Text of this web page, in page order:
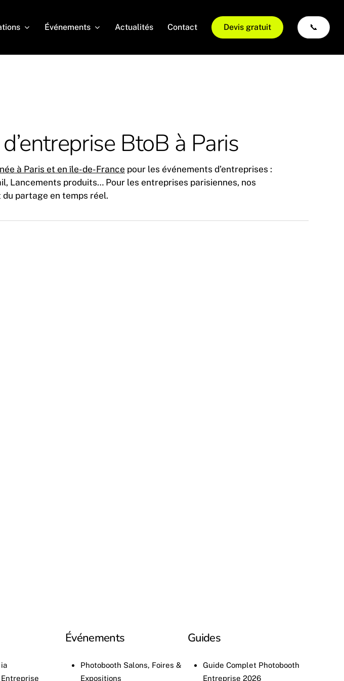
Événements Actualités Contact Devis gratuit 📞
BtoB à Paris
à Paris et en île-de-France pour les événements d’entreprises :
Lancements produits… Pour les entreprises parisiennes, nos
partage en temps réel.
Événements
Photobooth Salons, Foires &
Expositions
Guides
Guide Complet Photobooth
Entreprise 2026